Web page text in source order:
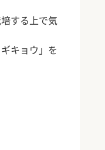
する上で気
キョウ」を